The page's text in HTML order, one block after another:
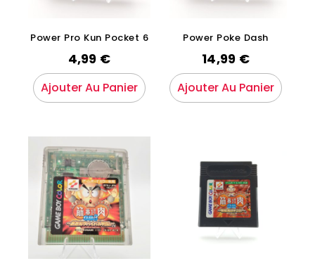
Power Pro Kun Pocket 6
4,99 €
Ajouter Au Panier
Power Poke Dash
14,99 €
Ajouter Au Panier